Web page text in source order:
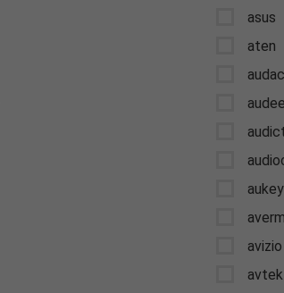
asus
aten
audac
aukey
avtek